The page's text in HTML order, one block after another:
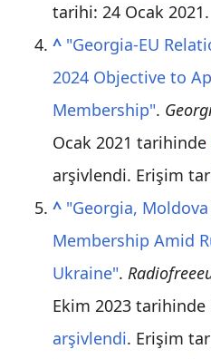
tarihi: 24 Ocak2021.
^ "Georgia-EU
2024 Objective to
Membership".
Ocak 2021 tarihinde
arşivlendi. Erişim
^ "Georgia,
Membership Amid
Ukraine".
Ekim 2023 tarihinde
arşivlendi. Erişim